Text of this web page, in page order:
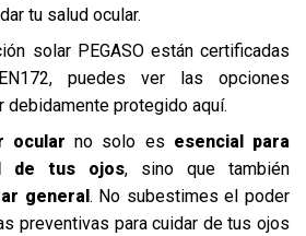
tu salud ocular.
solar PEGASOestán certificadas
puedes ver las opciones
debidamente protegido aquí.
ocular no solo es esencial para
de tus ojos, sino que también
general . No subestimes el poder
preventivas para cuidar de tus ojos